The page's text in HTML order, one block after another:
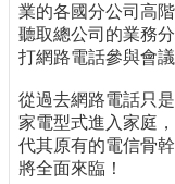
業的各國分公司高
聽取總公司的業務
打網路電話參與會議
從過去網路電話只
家電型式進入家庭
代其原有的電信骨
將全面來臨！